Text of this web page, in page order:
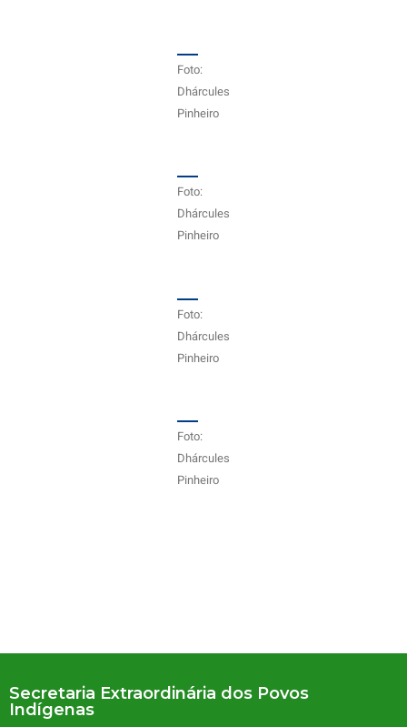
Foto:
Dhárcules
Pinheiro
Foto:
Dhárcules
Pinheiro
Foto:
Dhárcules
Pinheiro
Foto:
Dhárcules
Pinheiro
Secretaria Extraordinária dos Povos
Indígenas